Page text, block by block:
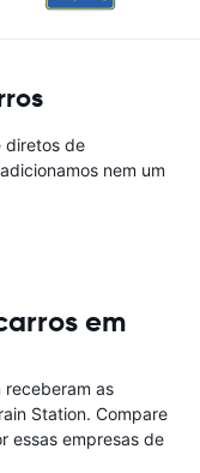
diretos de
nem um
em
receberam as
Station. Compare
essas empresas de